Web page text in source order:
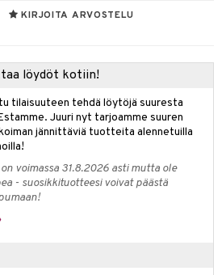
KIRJOITA ARVOSTELU
löydöt kotiin!
tilaisuuteen tehdä löytöjä suuresta
Juuri nyt tarjoamme suuren
jännittäviä tuotteita alennetuilla
voimassa 31.8.2026 asti mutta ole
- suosikkituotteesi voivat päästä